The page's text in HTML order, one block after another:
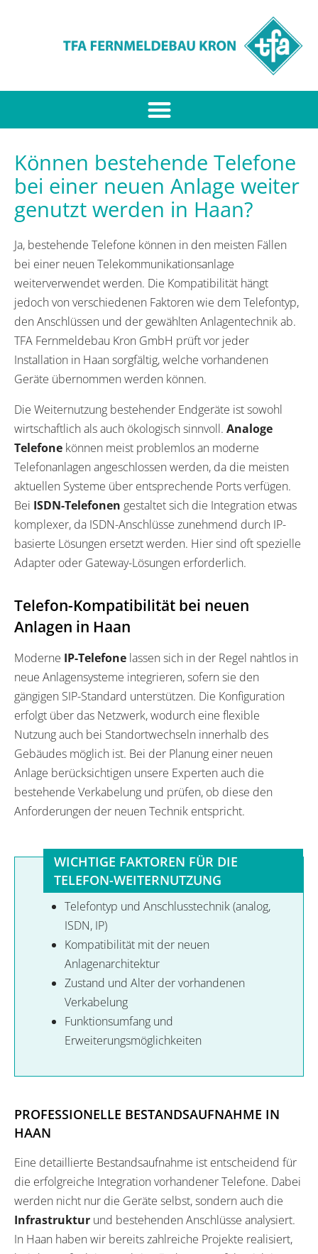
Können bestehende Telefone
bei einer neuen Anlage weiter
genutzt werden in Haan?
Ja, bestehende Telefone können in den meisten Fällen
bei einer neuen Telekommunikationsanlage
weiterverwendet werden. Die Kompatibilität hängt
jedoch von verschiedenen Faktoren wie dem Telefontyp,
den Anschlüssen und der gewählten Anlagentechnik ab.
TFA Fernmeldebau Kron GmbH prüft vor jeder
Installation in Haan sorgfältig, welche vorhandenen
Geräte übernommen werden können.
Die Weiternutzung bestehender Endgeräte ist sowohl
wirtschaftlich als auch ökologisch sinnvoll. Analoge
Telefone können meist problemlos an moderne
Telefonanlagen angeschlossen werden, da die meisten
aktuellen Systeme über entsprechende Ports verfügen.
Bei ISDN-Telefonen gestaltet sich die Integration etwas
komplexer, da ISDN-Anschlüsse zunehmend durch IP-
basierte Lösungen ersetzt werden. Hier sind oft spezielle
Adapter oder Gateway-Lösungen erforderlich.
Telefon-Kompatibilität bei neuen
Anlagen in Haan
Moderne IP-Telefone lassen sich in der Regel nahtlos in
neue Anlagensysteme integrieren, sofern sie den
gängigen SIP-Standard unterstützen. Die Konfiguration
erfolgt über das Netzwerk, wodurch eine flexible
Nutzung auch bei Standortwechseln innerhalb des
Gebäudes möglich ist. Bei der Planung einer neuen
Anlage berücksichtigen unsere Experten auch die
bestehende Verkabelung und prüfen, ob diese den
Anforderungen der neuen Technik entspricht.
WICHTIGE FAKTOREN FÜR DIE
TELEFON-WEITERNUTZUNG
Telefontyp und Anschlusstechnik (analog,
ISDN, IP)
Kompatibilität mit der neuen
Anlagenarchitektur
Zustand und Alter der vorhandenen
Verkabelung
Funktionsumfang und
Erweiterungsmöglichkeiten
PROFESSIONELLE BESTANDSAUFNAHME IN
HAAN
Eine detaillierte Bestandsaufnahme ist entscheidend für
die erfolgreiche Integration vorhandener Telefone. Dabei
werden nicht nur die Geräte selbst, sondern auch die
Infrastruktur und bestehenden Anschlüsse analysiert.
In Haan haben wir bereits zahlreiche Projekte realisiert,